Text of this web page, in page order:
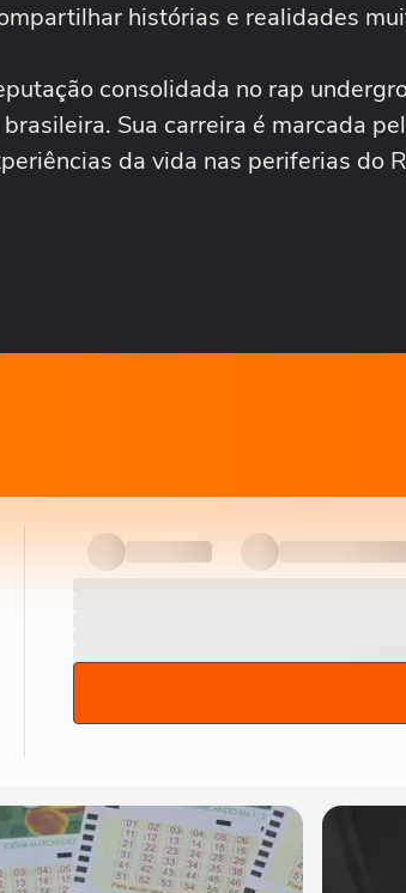
histórias e realidades
consolidada no rap
Sua carreira é marcada
da vida nas periferias do